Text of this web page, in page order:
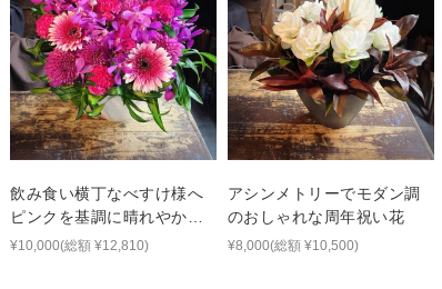
飲み食い横丁なべすけ様へ
ピンクを基調に晴れやかな
雰囲気でおつくりした周年
¥10,000(総額 ¥12,810)
アシンメトリーでモダン調
のおしゃれな周年祝い花
¥8,000(総額 ¥10,500)